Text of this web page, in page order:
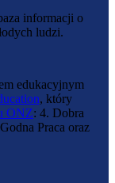
informacji o
ludzi.
edukacyjnym
, który
ONZ: 4. Dobra
Praca oraz